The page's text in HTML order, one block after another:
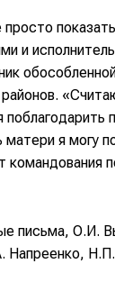
и
я могу
письма,